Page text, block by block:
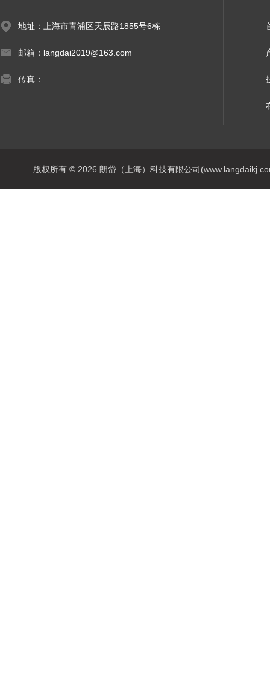
地址：上海市青浦区天辰路1855号6栋
邮箱：langdai2019@163.com
传真：
版权所有 © 2026 朗岱（上海）科技有限公司